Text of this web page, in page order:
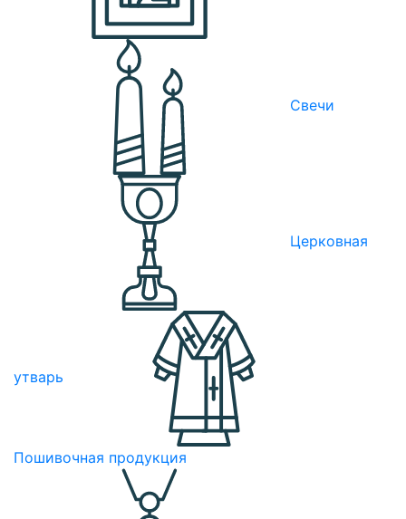
Свечи
Церковная
утварь
Пошивочная продукция